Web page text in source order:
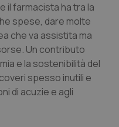
il farmacista ha tra la
spese, dare molte
che va assistita ma
Un contributo
e la sostenibilità del
spesso inutili e
di acuzie e agli